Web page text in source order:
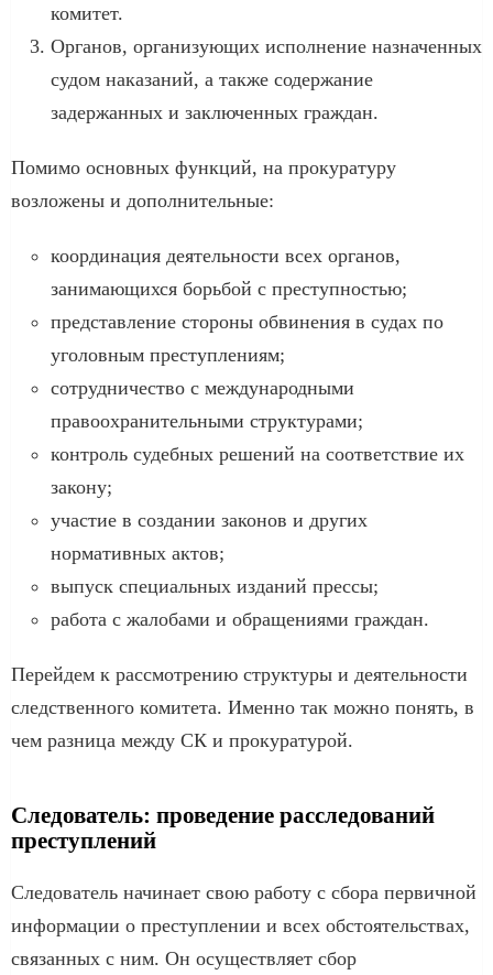
комитет.
Органов, организующих исполнение назначенных
судом наказаний, а также содержание
задержанных и заключенных граждан.
Помимо основных функций, на прокуратуру
возложены и дополнительные:
координация деятельности всех органов,
занимающихся борьбой с преступностью;
представление стороны обвинения в судах по
уголовным преступлениям;
сотрудничество с международными
правоохранительными структурами;
контроль судебных решений на соответствие их
закону;
участие в создании законов и других
нормативных актов;
выпуск специальных изданий прессы;
работа с жалобами и обращениями граждан.
Перейдем к рассмотрению структуры и деятельности
следственного комитета. Именно так можно понять, в
чем разница между СК и прокуратурой.
Следователь: проведение расследований
преступлений
Следователь начинает свою работу с сбора первичной
информации о преступлении и всех обстоятельствах,
связанных с ним. Он осуществляет сбор